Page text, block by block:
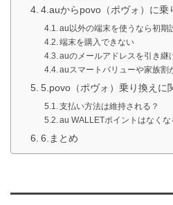
4.auからpovo（ポヴォ）に乗
au以外の端末を使うなら初期
端末を購入できない
auのメールアドレスを引き継
auスマートバリューや家族割
5.povo（ポヴォ）乗り換えに
支払い方法は維持される？
au WALLETポイントはなくな
6.まとめ